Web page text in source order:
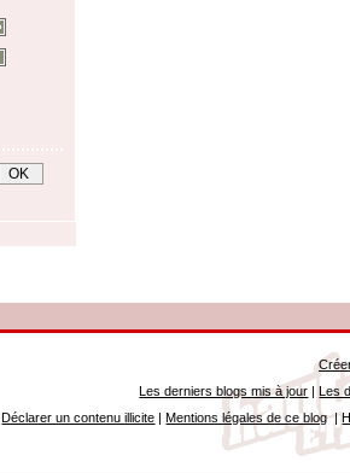
Les derniers blogs mis à jour |Les
Déclarer un contenu illicite |Mentions légales de ce blog|